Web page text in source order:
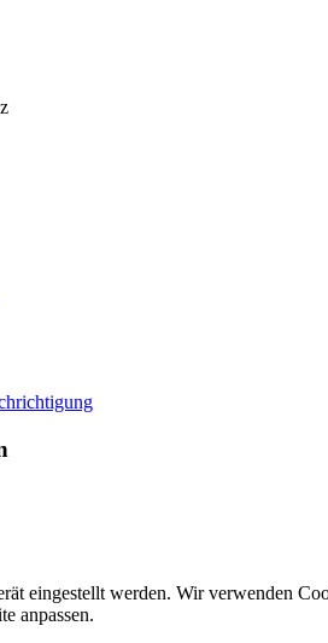
eingestellt werden. Wir verwenden
anpassen.